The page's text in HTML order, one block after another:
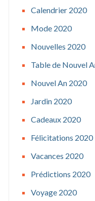
Calendrier 2020
Mode 2020
Nouvelles 2020
Table de Nouvel
Nouvel An 2020
Jardin 2020
Cadeaux 2020
Félicitations 2020
Vacances 2020
Prédictions 2020
Voyage 2020